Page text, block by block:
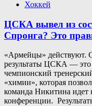
Хоккей
ЦСКА вывел из
Спронга? Это
«Армейцы» действуют.
результаты ЦСКА — это
чемпионский
«химии», которая
команда Никитина идет
конференции.